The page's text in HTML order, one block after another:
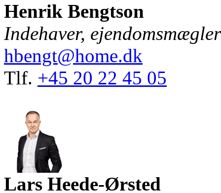
Henrik Bengtson
Indehaver,
hbengt@home.dk
Tlf. +45 20 22 45 05
Lars Heede-Ørsted